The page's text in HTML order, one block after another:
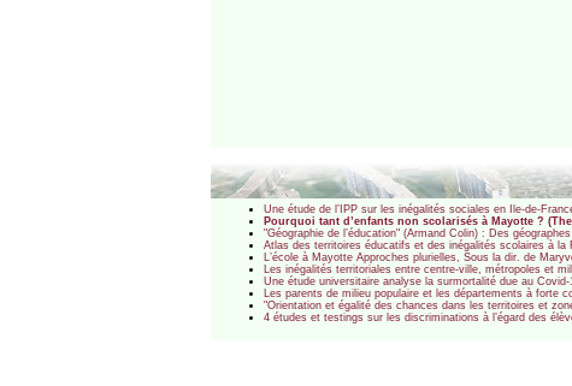
Une étude de l’IPP sur les inégalités sociales en Ile-de-
Pourquoi tant d’enfants non scolarisés à Mayotte ?
"Géographie de l’éducation" (Armand Colin) : Des
Atlas des territoires éducatifs et des inégalités scolaires à
L’école à Mayotte Approches plurielles, Sous la dir. de
Les inégalités territoriales entre centre-ville, métropoles et
Une étude universitaire analyse la surmortalité due au
Les parents de milieu populaire et les départements à forte
"Orientation et égalité des chances dans les territoires et
4 études et testings sur les discriminations à l’égard des